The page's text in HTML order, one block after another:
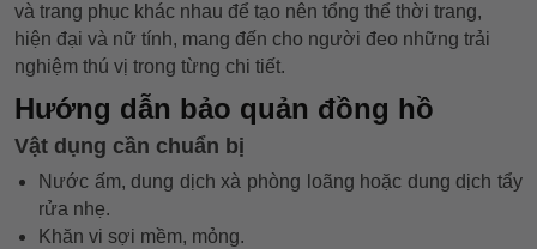
và trang phục khác nhau để tạo nên tổng thể thời trang,
hiện đại và nữ tính, mang đến cho người đeo những trải
nghiệm thú vị trong từng chi tiết.
Hướng dẫn bảo quản đồng hồ
Vật dụng cần chuẩn bị
Nước ấm, dung dịch xà phòng loãng hoặc dung dịch tẩy
rửa nhẹ.
Khăn vi sợi mềm, mỏng.